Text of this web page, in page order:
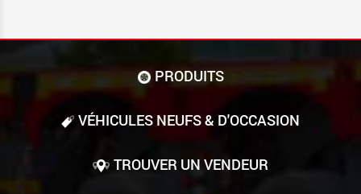
PRODUITS
VÉHICULES NEUFS & D'OCCASION
TROUVER UN VENDEUR